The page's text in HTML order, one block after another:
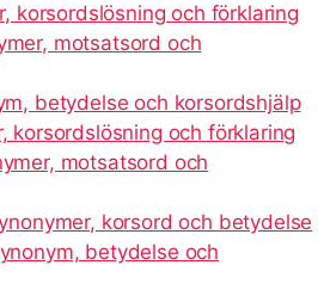
korsordslösning och förklaring
motsatsord och
betydelse och korsordshjälp
korsordslösning och förklaring
motsatsord och
korsord och betydelse
betydelse och